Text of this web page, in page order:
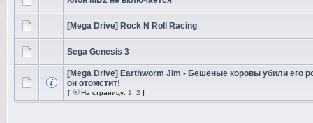
[Mega Drive] Rock N Roll Racing
Sega Genesis 3
[Mega Drive] Earthworm Jim - Бешеные коровы убили его
он отомстит!
[ На страницу: 1 2 ]